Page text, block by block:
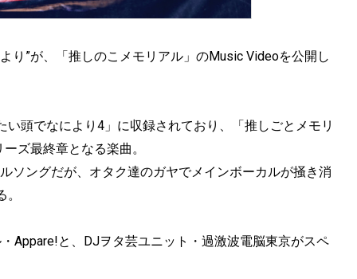
り”が、「推しのこメモリアル」のMusic Videoを公開し
い頭でなにより4」に収録されており、「推しごとメモリ
ズ最終章となる楽曲。
ソングだが、オタク達のガヤでメインボーカルが掻き消
Appare!と、DJヲタ芸ユニット・過激波電脳東京がスペ